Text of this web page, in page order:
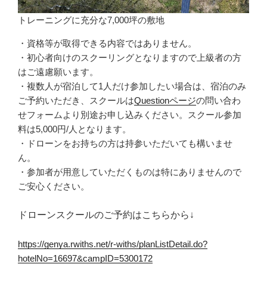
トレーニングに充分な7,000坪の敷地
・資格等が取得できる内容ではありません。
・初心者向けのスクーリングとなりますので上級者の方
はご遠慮願います。
・複数人が宿泊して1人だけ参加したい場合は、宿泊のみ
ご予約いただき、スクールはQuestionページの問い合わ
せフォームより別途お申し込みください。スクール参加
料は5,000円/人となります。
・ドローンをお持ちの方は持参いただいても構いませ
ん。
・参加者が用意していただくものは特にありませんので
ご安心ください。
ドローンスクールのご予約はこちらから↓
https://genya.rwiths.net/r-withs/planListDetail.do?
hotelNo=16697&campID=5300172